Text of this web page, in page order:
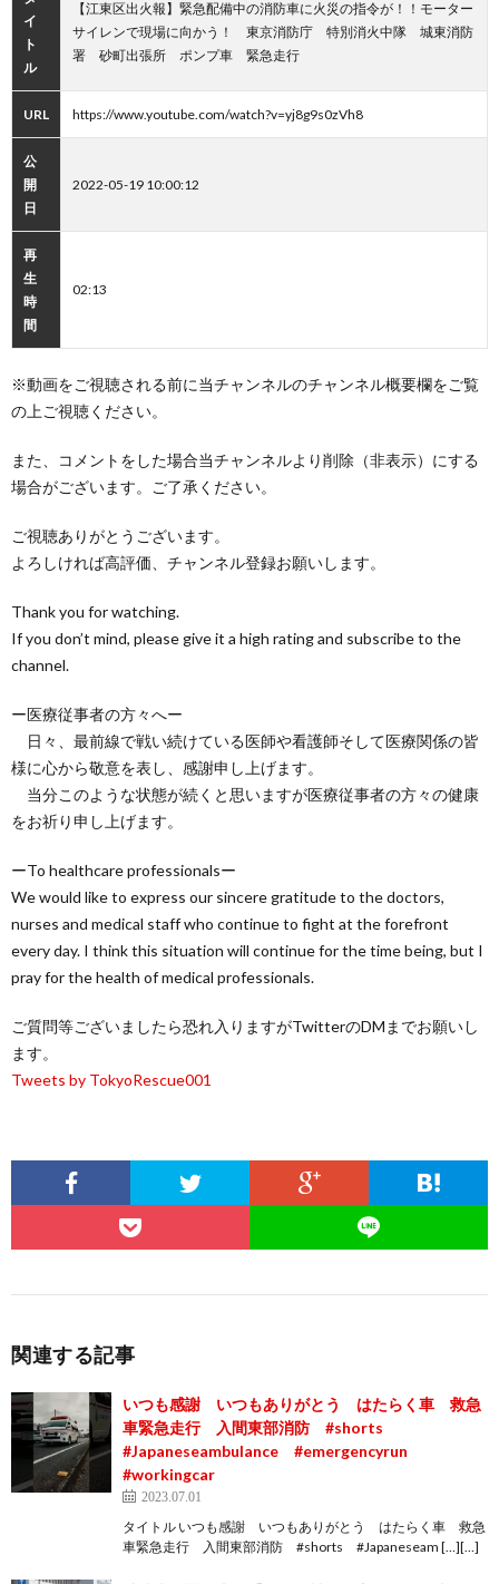
イ
ト
ル
【江東区出火報】緊急配備中の消防車に火災の指令が！！モーター
サイレンで現場に向かう！ 東京消防庁 特別消火中隊 城東消防
署 砂町出張所 ポンプ車 緊急走行
URL https://www.youtube.com/watch?v=yj8g9s0zVh8
公
開
日
2022-05-19 10:00:12
再
生
時
間
02:13
※動画をご視聴される前に当チャンネルのチャンネル概要欄をご覧
の上ご視聴ください。
また、コメントをした場合当チャンネルより削除（非表示）にする
場合がございます。ご了承ください。
ご視聴ありがとうございます。
よろしければ高評価、チャンネル登録お願いします。
Thank you for watching.
If you don’t mind, please give it a high rating and subscribe to the
channel.
ー医療従事者の方々へー
日々、最前線で戦い続けている医師や看護師そして医療関係の皆
様に心から敬意を表し、感謝申し上げます。
当分このような状態が続くと思いますが医療従事者の方々の健康
をお祈り申し上げます。
ーTo healthcare professionalsー
We would like to express our sincere gratitude to the doctors,
nurses and medical staff who continue to fight at the forefront
every day. I think this situation will continue for the time being, but I
pray for the health of medical professionals.
ご質問等ございましたら恐れ入りますがTwitterのDMまでお願いし
ます。
Tweets by TokyoRescue001
関連する記事
いつも感謝 いつもありがとう はたらく車 救急
車緊急走行 入間東部消防 #shorts
#Japaneseambulance #emergencyrun
#workingcar
2023.07.01
タイトル いつも感謝 いつもありがとう はたらく車 救急
車緊急走行 入間東部消防 #shorts #Japaneseam […][…]